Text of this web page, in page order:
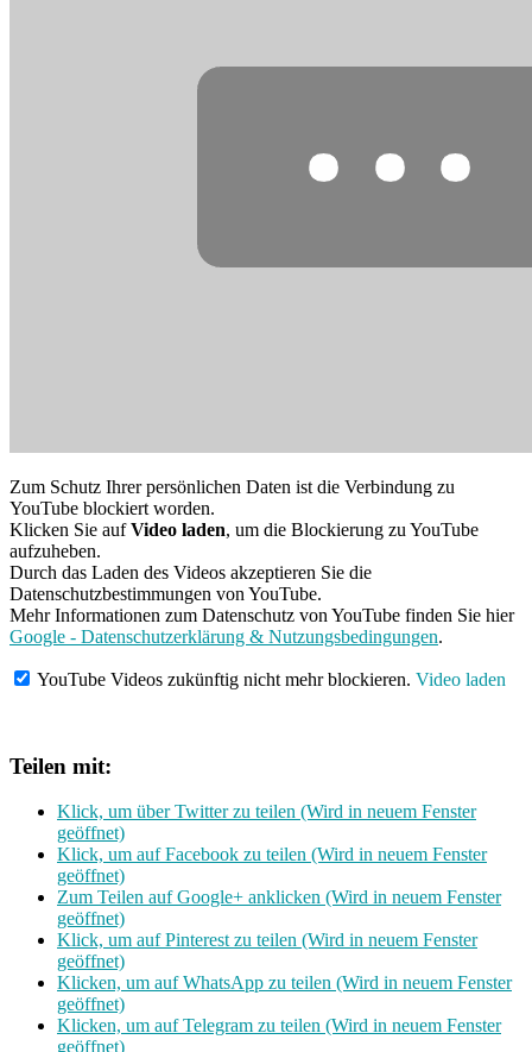
Zum Schutz Ihrer persönlichen Daten ist die Verbindung zu
YouTube blockiert worden.
Klicken Sie aufVideo laden, um die Blockierung zu YouTube
aufzuheben.
Durch das Laden des Videos akzeptieren Sie die
Datenschutzbestimmungen von YouTube.
Mehr Informationen zum Datenschutz von YouTube finden Sie hier
Google - Datenschutzerklärung & Nutzungsbedingungen.
YouTube Videos zukünftig nicht mehr blockieren. Video laden
Teilen mit:
Klick, um über Twitter zu teilen (Wird in neuem Fenster
geöffnet)
Klick, um auf Facebook zu teilen (Wird in neuem Fenster
geöffnet)
Zum Teilen auf Google+ anklicken (Wird in neuem Fenster
geöffnet)
Klick, um auf Pinterest zu teilen (Wird in neuem Fenster
geöffnet)
Klicken, um auf WhatsApp zu teilen (Wird in neuem Fenster
geöffnet)
Klicken, um auf Telegram zu teilen (Wird in neuem Fenster
geöffnet)